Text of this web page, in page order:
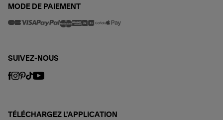
MODE DE PAIEMENT
SUIVEZ-NOUS
TÉLÉCHARGEZ L'APPLICATION